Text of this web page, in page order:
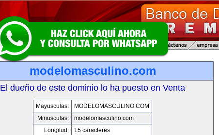
modelomasculino.com
El dueño de este dominio lo ha puesto en Venta
Mayusculas:
MODELOMASCULINO.COM
Minusculas:
modelomasculino.com
Longitud:
15 caracteres